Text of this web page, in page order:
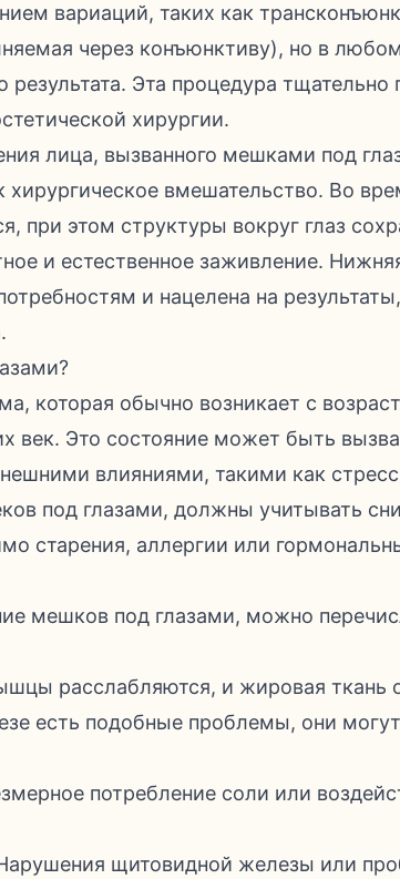
вариаций, таких как
через конъюнктиву), но в
Эта процедура тщательно
хирургии.
лица, вызванного мешками под
хирургическое вмешательство. Во
при этом структуры вокруг глаз
и естественное заживление.
и нацелена на
которая обычно возникает с
Это состояние может быть
влияниями, такими как
под глазами, должны учитывать
старения, аллергии или
мешков под глазами, можно
расслабляются, и жировая ткань
есть подобные проблемы, они
потребление соли или
щитовидной железы или